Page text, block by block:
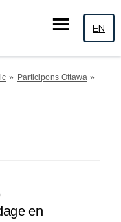
EN
Participons Ottawa
en